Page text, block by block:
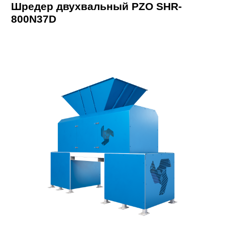
Шредер двухвальный PZO SHR-
800N37D